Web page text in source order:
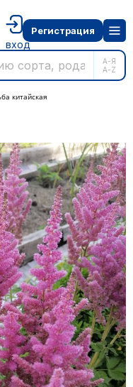
А-Я
A-Z
вход
Регистрация
китайская